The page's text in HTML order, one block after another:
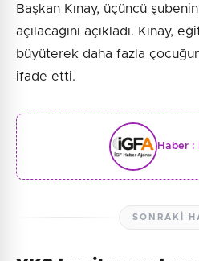
Başkan Kınay, üçüncü
açılacağını açıkladı. Kınay,
büyüterek daha fazla çocuğun
ifade etti.
Haber :
SONRAKI